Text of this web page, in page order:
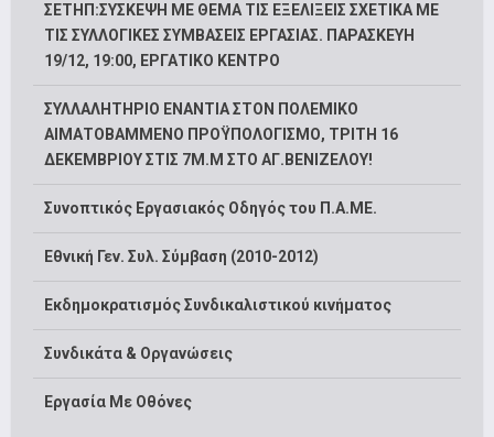
ΣΕΤΗΠ:ΣΥΣΚΕΨΗ ΜΕ ΘΕΜΑ ΤΙΣ ΕΞΕΛΙΞΕΙΣ ΣΧΕΤΙΚΑ ΜΕ
ΤΙΣ ΣΥΛΛΟΓΙΚΕΣ ΣΥΜΒΑΣΕΙΣ ΕΡΓΑΣΙΑΣ. ΠΑΡΑΣΚΕΥΗ
19/12, 19:00, ΕΡΓΑΤΙΚΟ ΚΕΝΤΡΟ
ΣΥΛΛΑΛΗΤΗΡΙΟ ΕΝΑΝΤΙΑ ΣΤΟΝ ΠΟΛΕΜΙΚΟ
ΑΙΜΑΤΟΒΑΜΜΕΝΟ ΠΡΟΫΠΟΛΟΓΙΣΜΟ, ΤΡΙΤΗ 16
ΔΕΚΕΜΒΡΙΟΥ ΣΤΙΣ 7Μ.Μ ΣΤΟ ΑΓ.ΒΕΝΙΖΕΛΟΥ!
Συνοπτικός Εργασιακός Οδηγός του Π.Α.ΜΕ.
Εθνική Γεν. Συλ. Σύμβαση (2010-2012)
Εκδημοκρατισμός Συνδικαλιστικού κινήματος
Συνδικάτα & Οργανώσεις
Εργασία Με Οθόνες